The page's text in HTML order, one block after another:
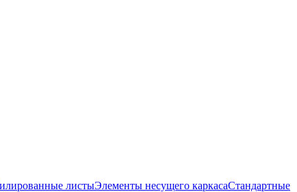
листыЭлементы несущего каркасаСтандартные